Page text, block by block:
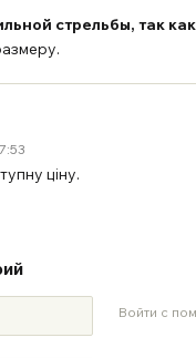
стрельбы, так
ціну.
Войти с